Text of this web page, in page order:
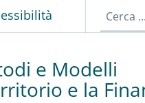
e Modelli
e la